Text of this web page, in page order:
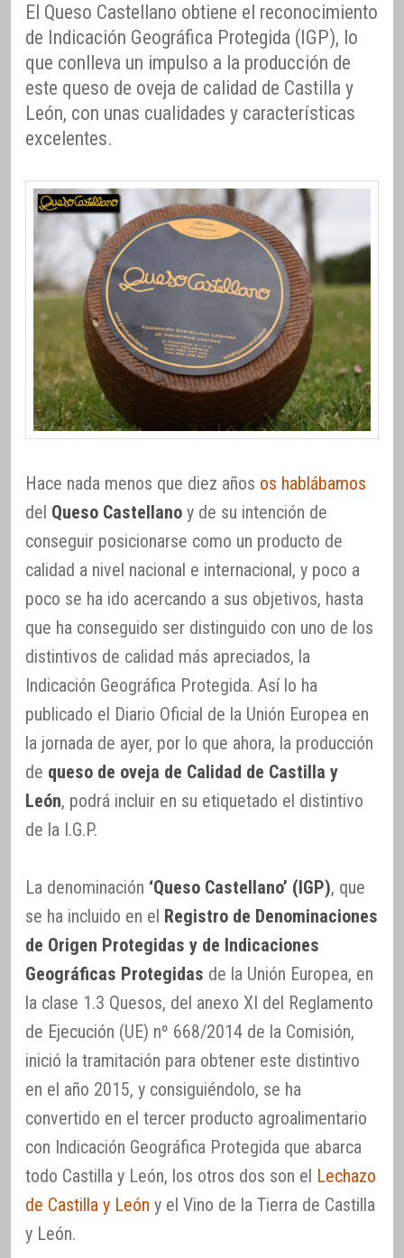
El Queso Castellano obtiene el reconocimiento
de Indicación Geográfica Protegida (IGP), lo
que conlleva un impulso a la producción de
este queso de oveja de calidad de Castilla y
León, con unas cualidades y características
excelentes.
Hace nada menos que diez años os hablábamos
del Queso Castellano y de su intención de
conseguir posicionarse como un producto de
calidad a nivel nacional e internacional, y poco a
poco se ha ido acercando a sus objetivos, hasta
que ha conseguido ser distinguido con uno de los
distintivos de calidad más apreciados, la
Indicación Geográfica Protegida. Así lo ha
publicado el Diario Oficial de la Unión Europea en
la jornada de ayer, por lo que ahora, la producción
de queso de oveja de Calidad de Castilla y
León, podrá incluir en su etiquetado el distintivo
de la I.G.P.
La denominación ‘Queso Castellano’ (IGP), que
se ha incluido en el Registro de Denominaciones
de Origen Protegidas y de Indicaciones
Geográficas Protegidas de la Unión Europea, en
la clase 1.3 Quesos, del anexo XI del Reglamento
de Ejecución (UE) nº 668/2014 de la Comisión,
inició la tramitación para obtener este distintivo
en el año 2015, y consiguiéndolo, se ha
convertido en el tercer producto agroalimentario
con Indicación Geográfica Protegida que abarca
todo Castilla y León, los otros dos son el Lechazo
de Castilla y León y el Vino de la Tierra de Castilla
y León.